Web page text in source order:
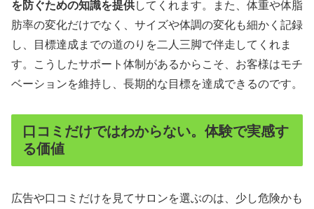
を防ぐための知識を提供してくれます。また、体重や体脂
肪率の変化だけでなく、サイズや体調の変化も細かく記録
し、目標達成までの道のりを二人三脚で伴走してくれま
す。こうしたサポート体制があるからこそ、お客様はモチ
ベーションを維持し、長期的な目標を達成できるのです。
口コミだけではわからない。体験で実感す
る価値
広告や口コミだけを見てサロンを選ぶのは、少し危険かも